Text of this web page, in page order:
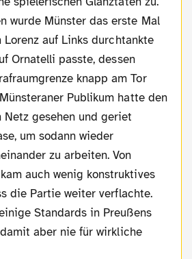
wurde Münster das erste Mal
auf Links durchtankte
Ornatelli passte, dessen
knapp am Tor
Publikum hatte den
Netz gesehen und geriet
um sodann wieder
zu arbeiten. Von
auch wenig konstruktives
die Partie weiter verflachte.
Standards in Preußens
aber nie für wirkliche